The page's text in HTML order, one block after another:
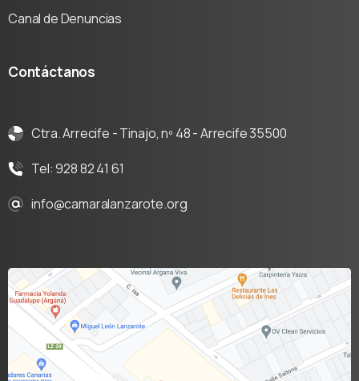
Canal de Denuncias
Contáctanos
Ctra. Arrecife - Tinajo, nº 48 - Arrecife 35500
Tel: 928 82 41 61
info@camaralanzarote.org